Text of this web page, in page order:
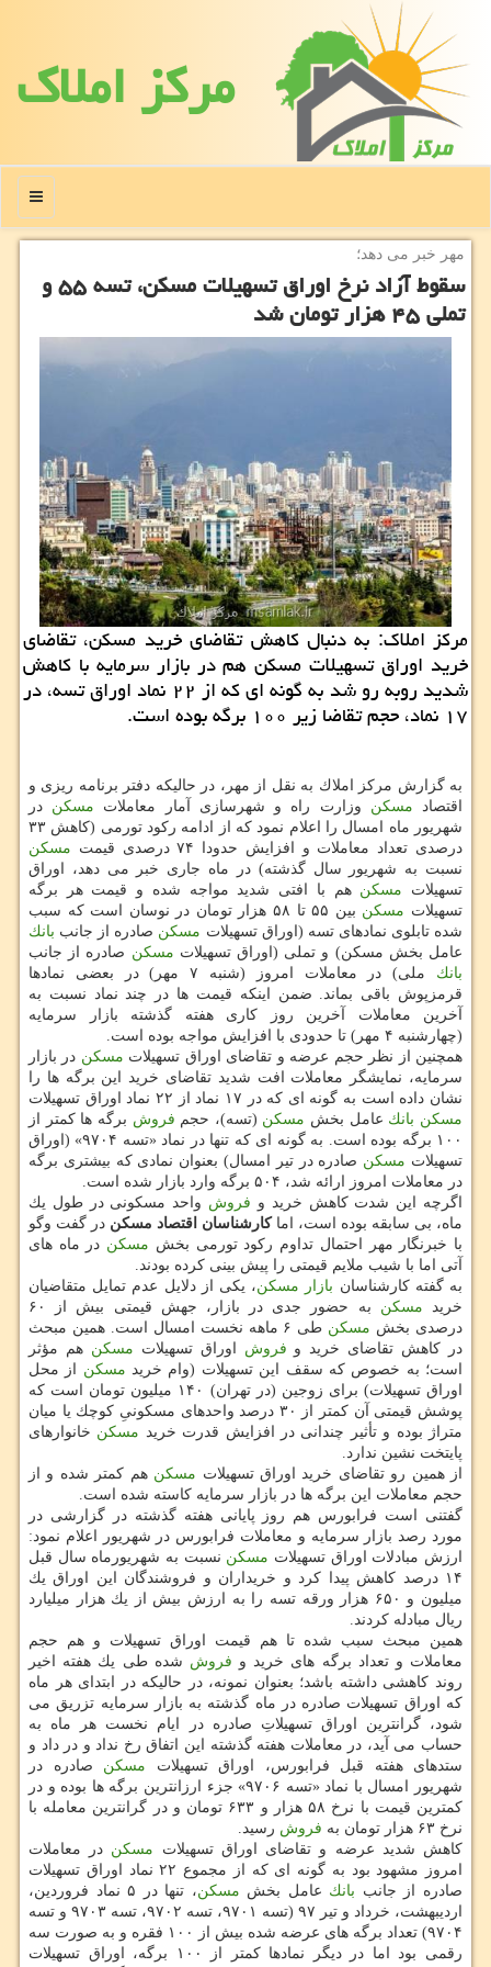
مركز املاك
منو
مهر خبر می دهد؛
سقوط آزاد نرخ اوراق تسهیلات مسكن، تسه ۵۵ و
تملی ۴۵ هزار تومان شد
مركز املاك: به دنبال كاهش تقاضای خرید مسكن، تقاضای
خرید اوراق تسهیلات مسكن هم در بازار سرمایه با كاهش
شدید روبه رو شد به گونه ای كه از ۲۲ نماد اوراق تسه، در
۱۷ نماد، حجم تقاضا زیر ۱۰۰ برگه بوده است.
به گزارش مركز املاك به نقل از مهر، در حالیكه دفتر برنامه ریزی و
اقتصاد مسكن وزارت راه و شهرسازی آمار معاملات مسكن در
شهریور ماه امسال را اعلام نمود كه از ادامه ركود تورمی (كاهش ۳۳
درصدی تعداد معاملات و افزایش حدودا ۷۴ درصدی قیمت
مسكن
نسبت به شهریور سال گذشته) در ماه جاری خبر می دهد، اوراق
تسهیلات مسكن هم با افتی شدید مواجه شده و قیمت هر برگه
تسهیلات مسكن
بین ۵۵ تا ۵۸ هزار تومان در نوسان است كه سبب
شده تابلوی نمادهای تسه (اوراق تسهیلات مسكن صادره از جانب بانك
عامل بخش مسكن) و تملی (اوراق تسهیلات مسكن صادره از جانب
بانك
ملی) در معاملات امروز (شنبه ۷ مهر) در بعضی نمادها
قرمزپوش باقی بماند. ضمن اینكه قیمت ها در چند نماد نسبت به
آخرین معاملات آخرین روز كاری هفته گذشته بازار سرمایه
(چهارشنبه ۴ مهر) تا حدودی با افزایش مواجه بوده است.
همچنین از نظر حجم عرضه و تقاضای اوراق تسهیلات مسكن در بازار
سرمایه، نمایشگر معاملات افت شدید تقاضای خرید این برگه ها را
نشان داده است به گونه ای كه در ۱۷ نماد از ۲۲ نماد اوراق تسهیلات
مسكن بانك عامل بخش مسكن (تسه)، حجم فروش برگه ها كمتر از
۱۰۰ برگه بوده است. به گونه ای كه تنها در نماد «تسه ۹۷۰۴» (اوراق
تسهیلات مسكن صادره در تیر امسال) بعنوان نمادی كه بیشتری برگه
در معاملات امروز ارائه شد، ۵۰۴ برگه وارد بازار شده است.
اگرچه این شدت كاهش خرید و فروش واحد مسكونی در طول یك
ماه، بی سابقه بوده است، اماكارشناسان اقتصاد مسكن در گفت وگو
با خبرنگار مهر احتمال تداوم ركود تورمی بخش مسكن در ماه های
آتی اما با شیب ملایم قیمتی را پیش بینی كرده بودند.
به گفته كارشناسان بازار مسكن، یكی از دلایل عدم تمایل متقاضیان
خرید مسكن
به حضور جدی در بازار، جهش قیمتی بیش از ۶۰
درصدی بخش مسكن
طی ۶ ماهه نخست امسال است. همین مبحث
در كاهش تقاضای خرید و فروش اوراق تسهیلات مسكن هم مؤثر
است؛ به خصوص كه سقف این تسهیلات (وام خرید مسكن از محل
اوراق تسهیلات) برای زوجین (در تهران) ۱۴۰ میلیون تومان است كه
پوشش قیمتی آن كمتر از ۳۰ درصد واحدهای مسكونیِ كوچك یا میان
متراژ بوده و تأثیر چندانی در افزایش قدرت خرید مسكن خانوارهای
پایتخت نشین ندارد.
از همین رو تقاضای خرید اوراق تسهیلات مسكن هم كمتر شده و از
حجم معاملات این برگه ها در بازار سرمایه كاسته شده است.
گفتنی است فرابورس هم روز پایانی هفته گذشته در گزارشی در
مورد رصد بازار سرمایه و معاملات فرابورس در شهریور اعلام نمود:
ارزش مبادلات اوراق تسهیلات مسكن نسبت به شهریورماه سال قبل
۱۴ درصد كاهش پیدا كرد و خریداران و فروشندگان این اوراق یك
میلیون و ۶۵۰ هزار ورقه تسه را به ارزش بیش از یك هزار میلیارد
ریال مبادله كردند.
همین مبحث سبب شده تا هم قیمت اوراق تسهیلات و هم حجم
معاملات و تعداد برگه های خرید و فروش شده طی یك هفته اخیر
روند كاهشی داشته باشد؛ بعنوان نمونه، در حالیكه در ابتدای هر ماه
كه اوراق تسهیلات صادره در ماه گذشته به بازار سرمایه تزریق می
شود، گرانترین اوراق تسهیلاتِ صادره در ایام نخست هر ماه به
حساب می آید، در معاملات هفته گذشته این اتفاق رخ نداد و در داد و
ستدهای هفته قبل فرابورس، اوراق تسهیلات مسكن صادره در
شهریور امسال با نماد «تسه ۹۷۰۶» جزء ارزانترین برگه ها بوده و در
كمترین قیمت با نرخ ۵۸ هزار و ۶۳۳ تومان و در گرانترین معامله با
نرخ ۶۳ هزار تومان به
فروش رسید.
كاهش شدید عرضه و تقاضای اوراق تسهیلات مسكن در معاملات
امروز مشهود بود به گونه ای كه از مجموع ۲۲ نماد اوراق تسهیلات
صادره از جانب بانك عامل بخش مسكن
، تنها در ۵ نماد فروردین،
اردیبهشت، خرداد و تیر ۹۷ (تسه ۹۷۰۱، تسه ۹۷۰۲، تسه ۹۷۰۳ و تسه
۹۷۰۴) تعداد برگه های عرضه شده بیش از ۱۰۰ فقره و به صورت سه
رقمی بود اما در دیگر نمادها كمتر از ۱۰۰ برگه، اوراق تسهیلات